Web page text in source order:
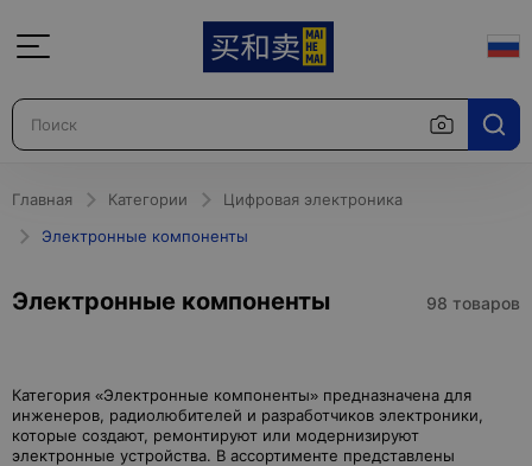
Главная Категории
Цифровая электроника
Электронные компоненты
Электронные компоненты 98 товаров
Категория «Электронные компоненты» предназначена для
инженеров, радиолюбителей и разработчиков электроники,
которые создают, ремонтируют или модернизируют
электронные устройства. В ассортименте представлены